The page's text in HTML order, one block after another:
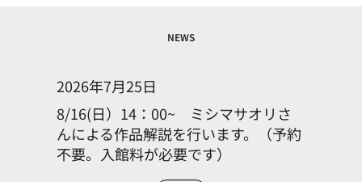
2026年7月25日
8/16(日）14：00~ ミシマサオリさ
んによる作品解説を行います。（予約
不要。入館料が必要です）
NEWS